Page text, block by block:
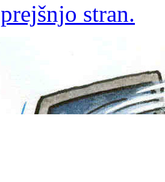
prejšnjo stran.